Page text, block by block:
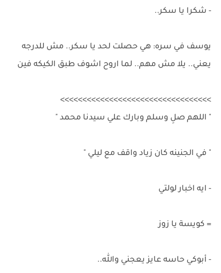
- شكرا يا سكر..
يوسف في سره: هي حصلت لحد يا سكر.. مش للدرجه
يعني.. يلا مش مهم.. لما اروح اشوف طبق الكيكه فين
>>>>>>>>>>>>>>>>>>>>>>>>>>>>>>>>>>
" اللهم صلِ وسلم وبارك علي سيدنا محمد "
" في الجنينه كان زياد واقف مع ليلي "
- ايه اخبار لولتي
= كويسة يا زوز
- أبوكي حاسه عايز يعجني والله..